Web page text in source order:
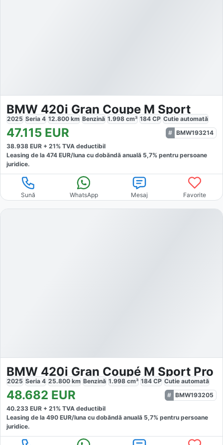
BMW 420i Gran Coupe M Sport
2025 Seria 4 12.800 km Benzină 1.998 cm³ 184 CP Cutie automată
47.115 EUR
BMW193214
38.938 EUR + 21% TVA deductibil
Leasing de la 474 EUR/luna cu dobăndă anuală 5,7% pentru persoane
juridice.
Sună WhatsApp Mesaj Favorite
BMW 420i Gran Coupé M Sport Pro
2025 Seria 4 25.800 km Benzină 1.998 cm³ 184 CP Cutie automată
48.682 EUR
BMW193205
40.233 EUR + 21% TVA deductibil
Leasing de la 490 EUR/luna cu dobăndă anuală 5,7% pentru persoane
juridice.